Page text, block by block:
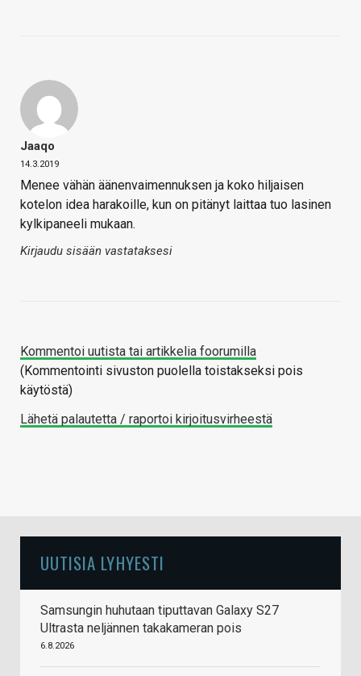
Jaaqo
14.3.2019
Menee vähän äänenvaimennuksen ja koko hiljaisen
kotelon idea harakoille, kun on pitänyt laittaa tuo lasinen
kylkipaneeli mukaan.
Kirjaudu sisään vastataksesi
Kommentoi uutista tai artikkelia foorumilla
(Kommentointi sivuston puolella toistakseksi pois
käytöstä)
Lähetä palautetta / raportoi kirjoitusvirheestä
UUTISIA LYHYESTI
Samsungin huhutaan tiputtavan Galaxy S27
Ultrasta neljännen takakameran pois
6.8.2026